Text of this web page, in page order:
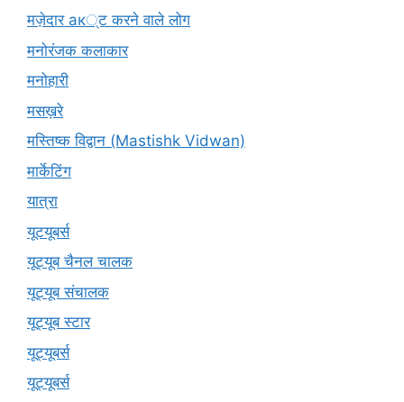
मज़ेदार ак्ट करने वाले लोग
मनोरंजक कलाकार
मनोहारी
मसख़रे
मस्तिष्क विद्वान (Mastishk Vidwan)
मार्केटिंग
यात्रा
यूटयूबर्स
यूट्यूब चैनल चालक
यूट्यूब संचालक
यूट्यूब स्टार
यूट्यूबर्स
यूट्‍यूबर्स